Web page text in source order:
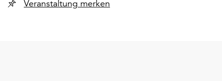
Veranstaltung merken